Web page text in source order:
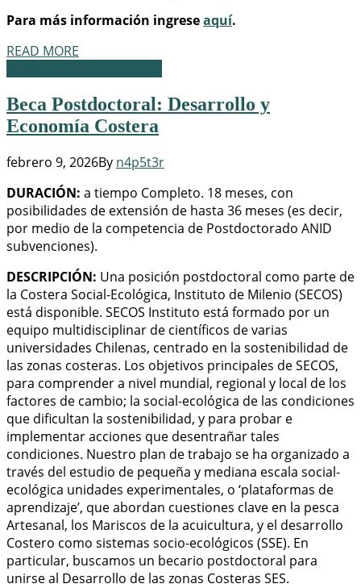
Para más información ingreseaquí.
READ MORE
Beca Postdoctoral: Desarrollo y
Economía Costera
febrero 9, 2026By n4p5t3r
DURACIÓN: a tiempo Completo. 18 meses, con
posibilidades de extensión de hasta 36 meses (es decir,
por medio de la competencia de Postdoctorado ANID
subvenciones).
DESCRIPCIÓN: Una posición postdoctoral como parte de
la Costera Social-Ecológica, Instituto de Milenio (SECOS)
está disponible. SECOS Instituto está formado por un
equipo multidisciplinar de científicos de varias
universidades Chilenas, centrado en la sostenibilidad de
las zonas costeras. Los objetivos principales de SECOS,
para comprender a nivel mundial, regional y local de los
factores de cambio; la social-ecológica de las condiciones
que dificultan la sostenibilidad, y para probar e
implementar acciones que desentrañar tales
condiciones. Nuestro plan de trabajo se ha organizado a
través del estudio de pequeña y mediana escala social-
ecológica unidades experimentales, o ‘plataformas de
aprendizaje’, que abordan cuestiones clave en la pesca
Artesanal, los Mariscos de la acuicultura, y el desarrollo
Costero como sistemas socio-ecológicos (SSE). En
particular, buscamos un becario postdoctoral para
unirse al Desarrollo de las zonas Costeras SES.